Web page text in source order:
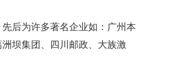
后为许多著名企业如：广州本
坝集团、四川邮政、大族激